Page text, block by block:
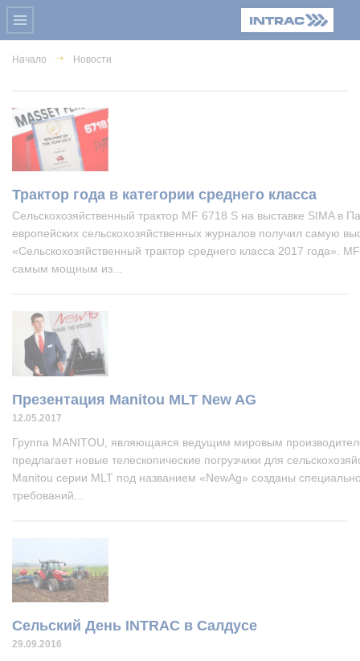
Начало Новости
Трактор года в категории среднего класса
Сельскохозяйственный трактор MF 6718 S на выставке SIMA в
европейских сельскохозяйственных журналов получил самую
«Сельскохозяйственный трактор среднего класса 2017 года».
самым мощным из...
Презентация Manitou MLT New AG
12.05.2017
Группа MANITOU, являющаяся ведущим мировым
предлагает новые телескопические погрузчики для
Manitou серии MLT под названием «NewAg» созданы
требований...
Сельский День INTRAC в Салдусе
29.09.2016